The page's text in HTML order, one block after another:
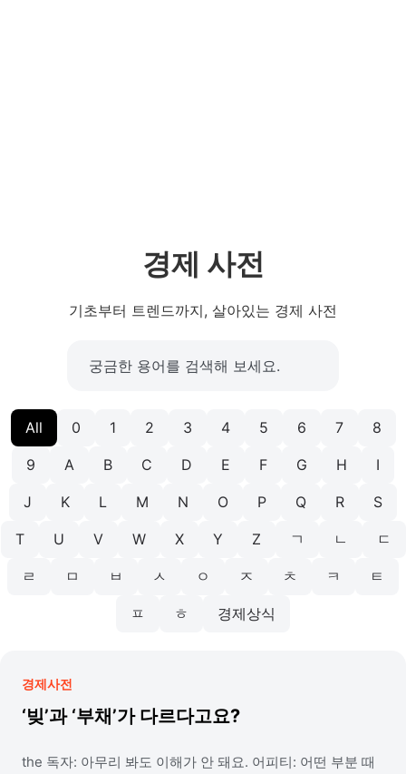
경제 사전
기초부터 트렌드까지, 살아있는 경제 사전
All 0 1 2 3 4 5 6 7 8
9 A B C D E F G H I
J K L M N O P Q R S
T U V W X Y Z ㄱ ㄴ ㄷ
ㄹ ㅁ ㅂ ㅅ ㅇ ㅈ ㅊ ㅋ ㅌ
ㅍ ㅎ 경제상식
경제사전
‘빚’과 ‘부채’가 다르다고요?
the 독자: 아무리 봐도 이해가 안 돼요. 어피티: 어떤 부분 때